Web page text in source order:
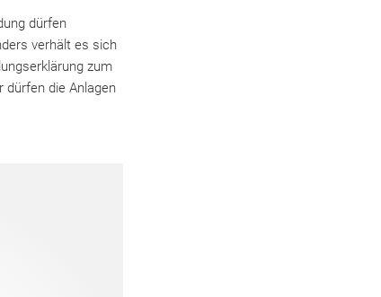
dürfen
verhält es sich
zum
dürfen die Anlagen